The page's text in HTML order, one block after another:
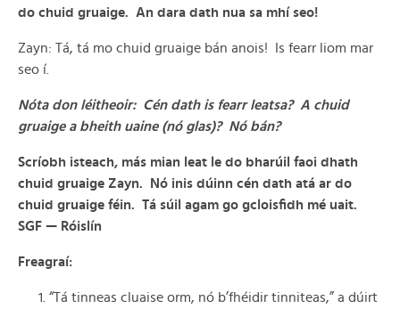
do chuid gruaige. An dara dath nua sa mhí seo!
Zayn: Tá, tá mo chuid gruaige bán anois! Is fearr liom mar
seo í.
Nóta don léitheoir: Cén dath is fearr leatsa? A chuid
gruaige a bheith uaine (nó glas)? Nó bán?
Scríobh isteach, más mian leat le do bharúil faoi dhath
chuid gruaige Zayn. Nó inis dúinn cén dath atá ar do
chuid gruaige féin. Tá súil agam go gcloisfidh mé uait.
SGF — Róislín
Freagraí:
“Tá tinneas cluaise orm, nó b’fhéidir tinniteas,” a dúirt